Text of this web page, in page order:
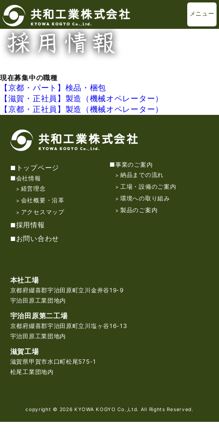
メニュー
現在募集中の職種
【京都・パート】検品・梱包
【滋賀・正社員】製造（機械オペレーター）
【京都・正社員】製造（機械オペレーター）
トップページ
会社情報
経営理念
会社概要・沿革
アクセスマップ
採用情報
お問い合わせ
事業のご案内
納品までの流れ
工場・設備のご案内
環境への取り組み
製品のご案内
本社工場
京都府綴喜郡宇治田原町立川金井谷19-9
宇治田原工業団地内
宇治田原第二工場
京都府綴喜郡宇治田原町立川塩ヶ谷16-13
宇治田原工業団地内
滋賀工場
滋賀県甲賀市水口町松尾575-1
松尾工業団地内
copyright © 2026 KYOWA KOGYO Co.,Ltd. All Rights Reserved.